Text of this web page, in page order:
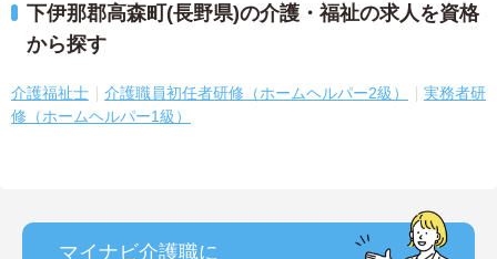
下伊那郡高森町(長野県)の介護・福祉の求人を資格
から探す
介護福祉士 介護職員初任者研修（ホームヘルパー2級）
実務者研
修（ホームヘルパー1級）
マイナビ介護職に